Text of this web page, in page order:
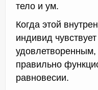
тело и ум.
Когда этой
индивид
удовлетворенным,
правильно
равновесии.